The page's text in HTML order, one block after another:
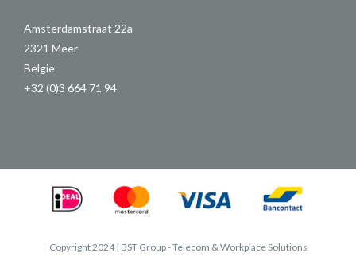
Amsterdamstraat 22a
2321 Meer
Belgie
+32 (0)3 664 71 94
Copyright 2024 | BST Group - Telecom & Workplace Solutions